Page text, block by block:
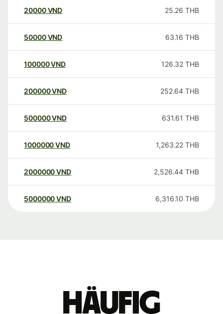
20000 VND 25.26 THB
50000 VND 63.16 THB
100000VND 126.32 THB
200000VND 252.64 THB
500000VND 631.61 THB
1000000VND 1,263.22 THB
2000000VND 2,526.44 THB
5000000VND 6,316.10 THB
Häufig